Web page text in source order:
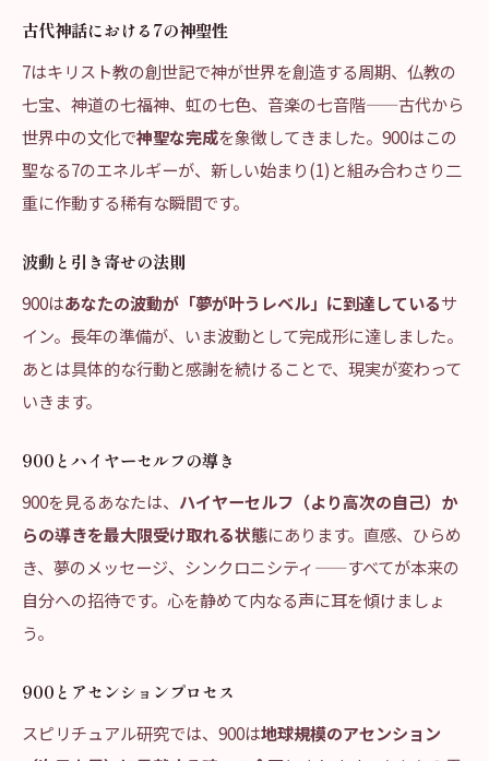
古代神話における7の神聖性
7はキリスト教の創世記で神が世界を創造する周期、仏教の
七宝、神道の七福神、虹の七色、音楽の七音階——古代から
世界中の文化で神聖な完成を象徴してきました。900はこの
聖なる7のエネルギーが、新しい始まり(1)と組み合わさり二
重に作動する稀有な瞬間です。
波動と引き寄せの法則
900はあなたの波動が「夢が叶うレベル」に到達しているサ
イン。長年の準備が、いま波動として完成形に達しました。
あとは具体的な行動と感謝を続けることで、現実が変わって
いきます。
900とハイヤーセルフの導き
900を見るあなたは、 ハイヤーセルフ（より高次の自己）か
らの導きを最大限受け取れる状態にあります。直感、ひらめ
き、夢のメッセージ、シンクロニシティ——すべてが本来の
自分への招待です。心を静めて内なる声に耳を傾けましょ
う。
900とアセンションプロセス
スピリチュアル研究では、900は地球規模のアセンション